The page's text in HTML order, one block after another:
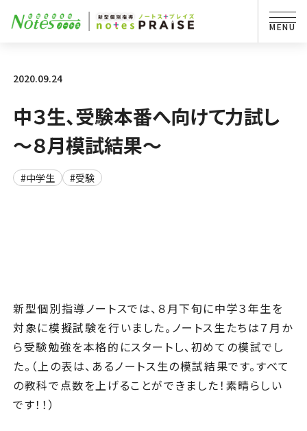
2020.09.24
中３生、受験本番へ向けて力試し
～８月模試結果～
#中学生 #受験
新型個別指導ノートスでは、８月下旬に中学３年生を
対象に模擬試験を行いました。ノートス生たちは７月か
ら受験勉強を本格的にスタートし、初めての模試でし
た。（上の表は、あるノートス生の模試結果です。すべて
の教科で点数を上げることができました！素晴らしい
です！！）